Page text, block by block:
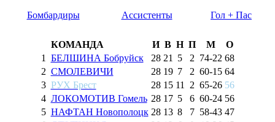
Бомбардиры Ассистенты Гол + Пас
КОМАНДА И В Н П М
О
1
БЕЛШИНА Бобруйск 28 21 5 2 74-22 68
2 СМОЛЕВИЧИ 28 19 7 2 60-15 64
3 РУХ Брест 28 15 11 2 65-26 56
4 ЛОКОМОТИВ Гомель 28 17 5 6 60-24 56
5 НАФТАН Новополоцк 28 13 8 7 58-43 47